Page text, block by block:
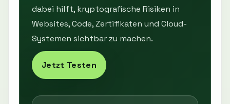
dabei hilft, kryptografische Risiken in
Websites, Code, Zertifikaten und Cloud-
Systemen sichtbar zu machen.
Jetzt Testen